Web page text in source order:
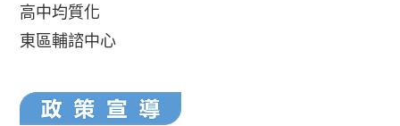
高中均質化
東區輔諮中心